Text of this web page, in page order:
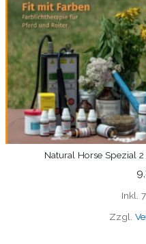
IN
Natural Horse Spezial
Inkl.
Zzgl.